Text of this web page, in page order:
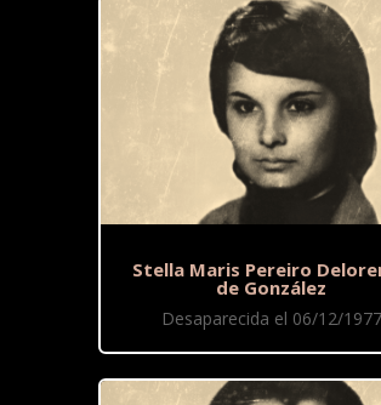
Stella Maris Pereiro
de González
Desaparecida el 06/12/1977